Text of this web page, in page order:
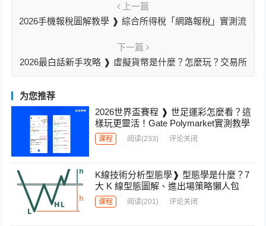
上一篇
2026手機報稅圖解教學 ❱ 綜合所得稅「網路報稅」實測流
下一篇
2026最白話新手攻略 ❱ 虛擬貨幣是什麼？怎麼玩？交易所
为您推荐
2026世界盃賽程 ❱ 世足運彩怎麼看？這
樣玩更靈活！Gate Polymarket實測教學
课程 阅读(233) 评论关闭
K線技術分析型態學❱ 型態學是什麼？7
大 K 線型態圖解、進出場策略懶人包
课程 阅读(201) 评论关闭